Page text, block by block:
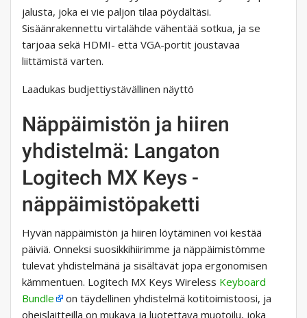
jalusta, joka ei vie paljon tilaa pöydältäsi.
Sisäänrakennettu virtalähde vähentää sotkua, ja se
tarjoaa sekä HDMI- että VGA-portit joustavaa
liittämistä varten.
Laadukas budjettiystävällinen näyttö
Näppäimistön ja hiiren
yhdistelmä: Langaton
Logitech MX Keys -
näppäimistöpaketti
Hyvän näppäimistön ja hiiren löytäminen voi kestää
päiviä. Onneksi suosikkihiirimme ja näppäimistömme
tulevat yhdistelmänä ja sisältävät jopa ergonomisen
kämmentuen. Logitech MX Keys Wireless Keyboard
Bundle
on täydellinen yhdistelmä kotitoimistoosi, ja
oheislaitteilla on mukava ja luotettava muotoilu, joka